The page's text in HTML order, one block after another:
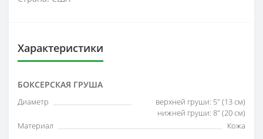
Характеристики
БОКСЕРСКАЯ ГРУША
Диаметр
верхней груши: 5" (13 см)
нижней груши: 8" (20 см)
Материал
Кожа